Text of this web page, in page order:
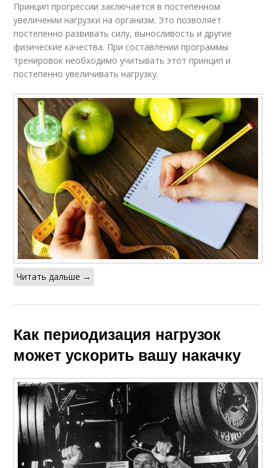
Принцип прогрессии заключается в постепенном
увеличении нагрузки на организм. Это позволяет
постепенно развивать силу, выносливость и другие
физические качества. При составлении программы
тренировок необходимо учитывать этот принцип и
постепенно увеличивать нагрузку.
Читать дальше →
Как периодизация нагрузок
может ускорить вашу накачку